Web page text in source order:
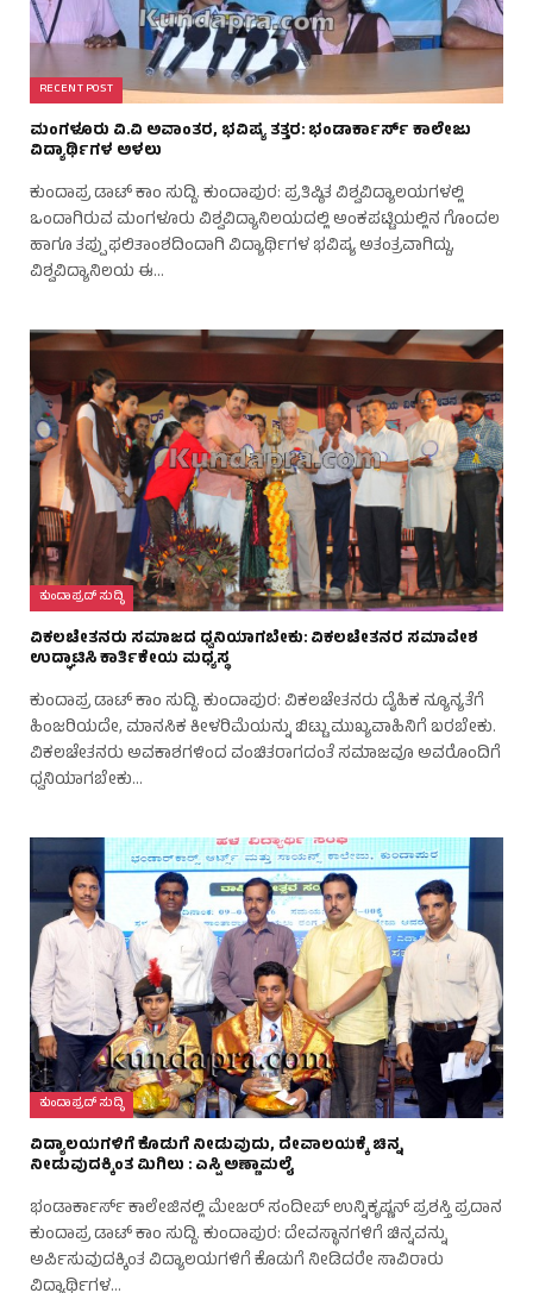
RECENT POST
ಮಂಗಳೂರು ವಿ.ವಿ ಅವಾಂತರ, ಭವಿಷ್ಯ ತತ್ತರ: ಭಂಡಾರ್ಕಾರ್ಸ್ ಕಾಲೇಜು
ವಿದ್ಯಾರ್ಥಿಗಳ ಅಳಲು
ಕುಂದಾಪ್ರ ಡಾಟ್ ಕಾಂ ಸುದ್ದಿ. ಕುಂದಾಪುರ: ಪ್ರತಿಷ್ಠಿತ ವಿಶ್ವವಿದ್ಯಾಲಯಗಳಲ್ಲಿ
ಒಂದಾಗಿರುವ ಮಂಗಳೂರು ವಿಶ್ವವಿದ್ಯಾನಿಲಯದಲ್ಲಿ ಅಂಕಪಟ್ಟಿಯಲ್ಲಿನ ಗೊಂದಲ
ಹಾಗೂ ತಪ್ಪು ಫಲಿತಾಂಶದಿಂದಾಗಿ ವಿದ್ಯಾರ್ಥಿಗಳ ಭವಿಷ್ಯ ಅತಂತ್ರವಾಗಿದ್ದು,
ವಿಶ್ವವಿದ್ಯಾನಿಲಯ ಈ…
ಕುಂದಾಪ್ರದ್ ಸುದ್ಧಿ
ವಿಕಲಚೇತನರು ಸಮಾಜದ ಧ್ವನಿಯಾಗಬೇಕು: ವಿಕಲಚೇತನರ ಸಮಾವೇಶ
ಉದ್ಘಾಟಿಸಿ ಕಾರ್ತಿಕೇಯ ಮಧ್ಯಸ್ಥ
ಕುಂದಾಪ್ರ ಡಾಟ್ ಕಾಂ ಸುದ್ದಿ. ಕುಂದಾಪುರ: ವಿಕಲಚೇತನರು ದೈಹಿಕ ನ್ಯೂನ್ಯತೆಗೆ
ಹಿಂಜರಿಯದೇ, ಮಾನಸಿಕ ಕೀಳರಿಮೆಯನ್ನು ಬಿಟ್ಟು ಮುಖ್ಯವಾಹಿನಿಗೆ ಬರಬೇಕು.
ವಿಕಲಚೇತನರು ಅವಕಾಶಗಳಿಂದ ವಂಚಿತರಾಗದಂತೆ ಸಮಾಜವೂ ಅವರೊಂದಿಗೆ
ಧ್ವನಿಯಾಗಬೇಕು…
ಕುಂದಾಪ್ರದ್ ಸುದ್ಧಿ
ವಿದ್ಯಾಲಯಗಳಿಗೆ ಕೊಡುಗೆ ನೀಡುವುದು, ದೇವಾಲಯಕ್ಕೆ ಚಿನ್ನ
ನೀಡುವುದಕ್ಕಿಂತ ಮಿಗಿಲು : ಎಸ್ಪಿ ಅಣ್ಣಾಮಲೈ
ಭಂಡಾರ್ಕಾರ್ಸ್ ಕಾಲೇಜಿನಲ್ಲಿ ಮೇಜರ್ ಸಂದೀಪ್ ಉನ್ನಿಕೃಷ್ಣನ್ ಪ್ರಶಸ್ತಿ ಪ್ರದಾನ
ಕುಂದಾಪ್ರ ಡಾಟ್ ಕಾಂ ಸುದ್ದಿ. ಕುಂದಾಪುರ: ದೇವಸ್ಥಾನಗಳಿಗೆ ಚಿನ್ನವನ್ನು
ಅರ್ಪಿಸುವುದಕ್ಕಿಂತ ವಿದ್ಯಾಲಯಗಳಿಗೆ ಕೊಡುಗೆ ನೀಡಿದರೇ ಸಾವಿರಾರು